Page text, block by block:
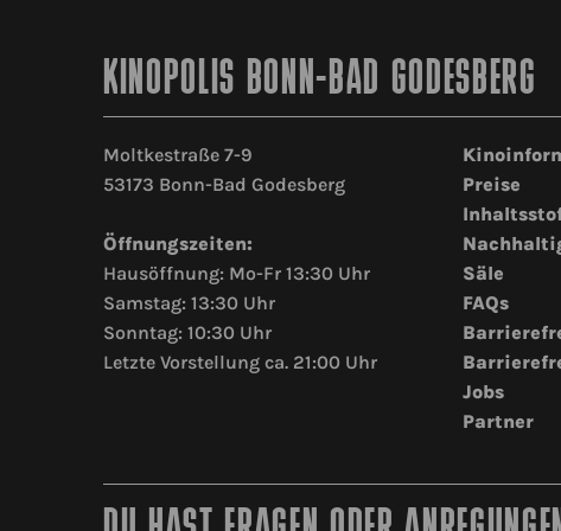
KINOPOLIS BONN-BAD GODESBERG
Moltkestraße 7-9
53173 Bonn-Bad Godesberg
Öffnungszeiten:
Hausöffnung: Mo-Fr 13:30 Uhr
Samstag: 13:30 Uhr
Sonntag: 10:30 Uhr
Letzte Vorstellung ca. 21:00 Uhr
Preise
Säle
FAQs
Jobs
Partner